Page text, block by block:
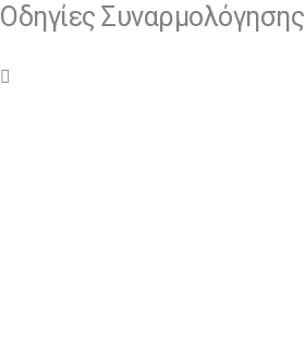
Οδηγίες Συναρμολόγησης